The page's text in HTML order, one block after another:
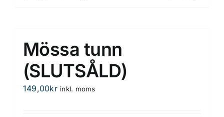
Mössa tunn
(SLUTSÅLD)
149,00kr inkl. moms